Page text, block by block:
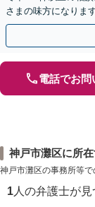
さまの味方になりま
の作成など【烏丸御
電話でお問
神戸市灘区に所
神戸市灘区の事務所等で
1 人の弁護士が